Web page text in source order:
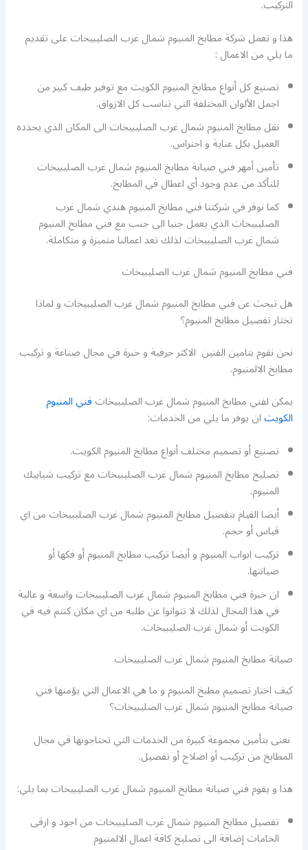
التركيب.
هذا و تعمل شركة مطابخ المنيوم شمال غرب الصليبيخات على تقديم
ما يلي من الاعمال :
تصنيع كل أنواع مطابخ المنيوم الكويت مع توفير طيف كبير من
اجمل الألوان المختلفة التي تناسب كل الازواق.
نقل مطابخ المنيوم شمال غرب الصليبيخات الى المكان الذي يحدده
العميل بكل عناية و احتراس.
تأمين أمهر فني صيانة مطابخ المنيوم شمال غرب الصليبيخات
للتأكد من عدم وجود أي اعطال في المطابخ.
كما نوفر في شركتنا فني مطابخ المنيوم هندي شمال غرب
الصليبيخات الذي يعمل جنبا الى جنب مع فني مطابخ المنيوم
شمال غرب الصليبيخات لذلك تعد اعمالنا متميزة و متكاملة.
فني مطابخ المنيوم شمال غرب الصليبيخات
هل تبحث عن فني مطابخ المنيوم شمال غرب الصليبيخات و لماذا
تختار تفصيل مطابخ المنيوم؟
نحن نقوم بتامين الفنين الاكثر حرفية و خبرة في مجال صناعة و تركيب
مطابخ الالمنيوم.
يمكن لفني مطابخ المنيوم شمال غرب الصليبيخاتفني المنيوم
الكويتان يوفر ما يلي من الخدمات:
تصنيع أو تصميم مختلف أنواع مطابخ المنيوم الكويت.
تصليح مطابخ المنيوم شمال غرب الصليبيخات مع تركيب شبابيك
المنيوم.
أيضا القيام بتفصيل مطابخ المنيوم شمال غرب الصليبيخات من اي
قياس أو حجم.
تركيب ابواب المنيوم و أيضا تركيب مطابخ المنيوم أو فكها أو
صيانتها.
ان خبرة فني مطابخ المنيوم شمال غرب الصليبيخات واسعة و عالية
في هذا المجال لذلك لا تتوانوا عن طلبه من اي مكان كنتم فيه في
الكويت أو شمال غرب الصليبيخات.
صيانة مطابخ المنيوم شمال غرب الصليبيخات
كيف اختار تصميم مطبخ المنيوم و ما هي الاعمال التي يؤمنها فني
صيانة مطابخ المنيوم شمال غرب الصليبيخات؟
نعنى بتأمين مجموعة كبيرة من الخدمات التي تحتاجونها في مجال
المطابخ من تركيب أو اصلاح أو تفصيل.
هذا و يقوم فني صيانة مطابخ المنيوم شمال غرب الصليبيخات بما يلي:
تفصيل مطابخ المنيوم شمال غرب الصليبيخات من اجود و ارقى
الخامات إضافة الى تصليح كافة اعمال الالمنيوم